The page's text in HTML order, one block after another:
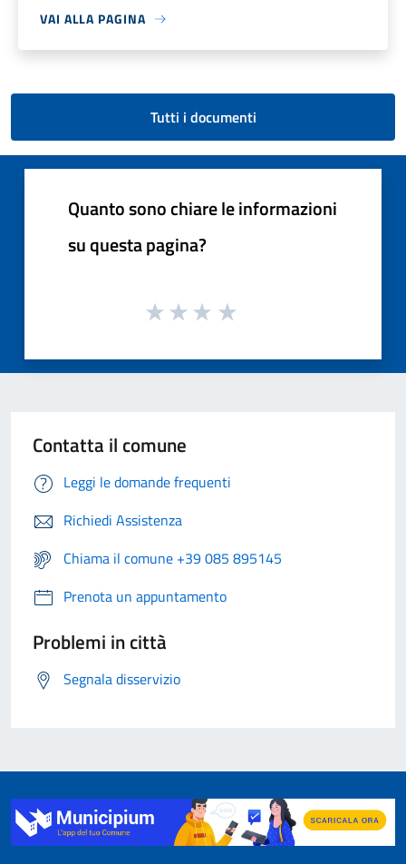
VAI ALLA PAGINA
Tutti i documenti
Quanto sono chiare le informazioni
su questa pagina?
Contatta il comune
Leggi le domande frequenti
Richiedi Assistenza
Chiama il comune +39 085 895145
Prenota un appuntamento
Problemi in città
Segnala disservizio